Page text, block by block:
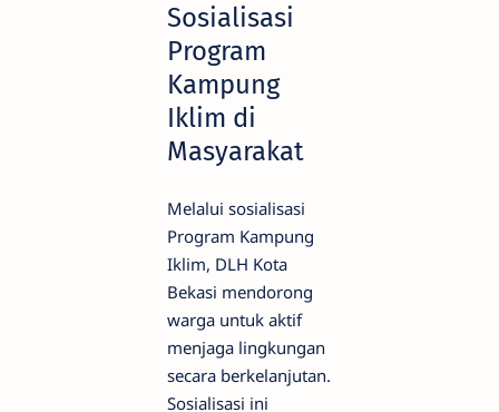
Sosialisasi
Program
Kampung
Iklim di
Masyarakat
Melalui sosialisasi
Program Kampung
Iklim, DLH Kota
Bekasi mendorong
warga untuk aktif
menjaga lingkungan
secara berkelanjutan.
Sosialisasi ini